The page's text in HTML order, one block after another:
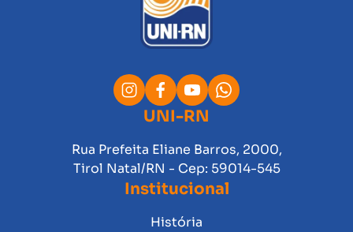
UNI-RN
Rua Prefeita Eliane Barros, 2000,
Tirol Natal/RN - Cep: 59014-545
Institucional
História